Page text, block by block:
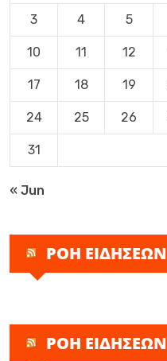
3 4 5
10 11 12
17 18 19
24 25 26
31
« Jun
ΡΟΗ ΕΙΔΗΣΕΩΝ
ΡΟΗ ΕΙΔΗΣΕΩΝ